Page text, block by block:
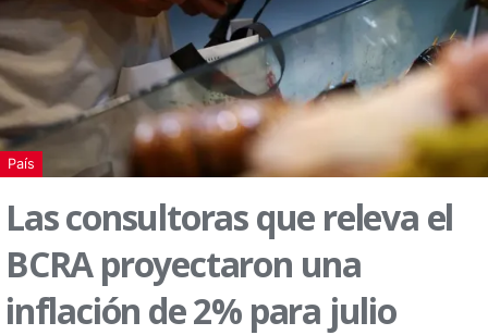
País
Las consultoras que releva el
BCRA proyectaron una
inflación de 2% para julio